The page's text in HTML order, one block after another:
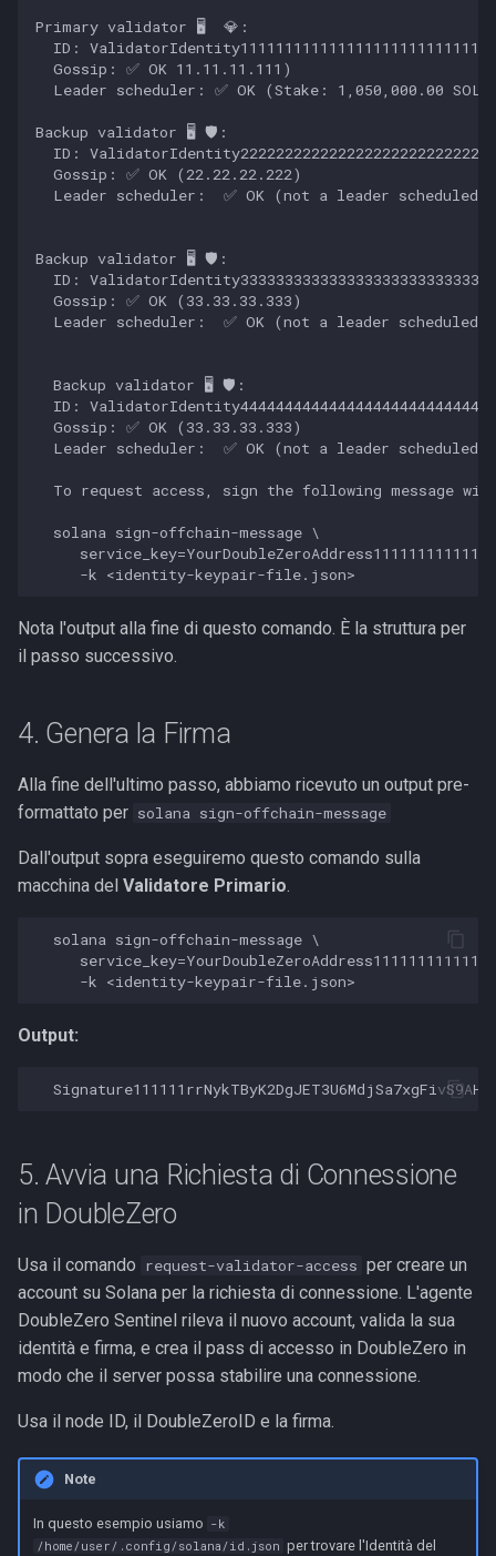
Primary validator 🖥️  💎:
  ID: ValidatorIdentity111111111111111111111111111
  Gossip: ✅ OK 11.11.11.111)
  Leader scheduler: ✅ OK (Stake: 1,050,000.00 SOL)
Backup validator 🖥️ 🛡️:
  ID: ValidatorIdentity222222222222222222222222222
  Gossip: ✅ OK (22.22.22.222)
Leader scheduler:  ✅ OK (not a leader scheduled
Backup validator 🖥️ 🛡️:
  ID: ValidatorIdentity333333333333333333333333333
  Gossip: ✅ OK (33.33.33.333)
Leader scheduler:  ✅ OK (not a leader scheduled
  Backup validator 🖥️ 🛡️:
  ID: ValidatorIdentity444444444444444444444444444
  Gossip: ✅ OK (33.33.33.333)
Leader scheduler:  ✅ OK (not a leader scheduled
To request access, sign the following message
  solana sign-offchain-message \
Nota l'output alla fine di questo comando. È la struttura per
il passo successivo.
4. Genera la Firma
Alla fine dell'ultimo passo, abbiamo ricevuto un output pre-
formattato per solana sign-offchain-message
Dall'output sopra eseguiremo questo comando sulla
macchina del Validatore Primario.
  solana sign-offchain-message \
Output:
5. Avvia una Richiesta di Connessione
in DoubleZero
Usa il comando request-validator-access per creare un
account su Solana per la richiesta di connessione. L'agente
DoubleZero Sentinel rileva il nuovo account, valida la sua
identità e firma, e crea il pass di accesso in DoubleZero in
modo che il server possa stabilire una connessione.
Usa il node ID, il DoubleZeroID e la firma.
Note
In questo esempio usiamo -k
/home/user/.config/solana/id.json per trovare l'Identità del